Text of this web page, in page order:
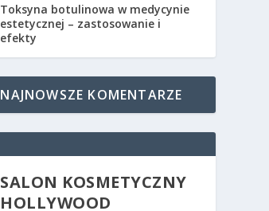
Toksyna botulinowa w medycynie
estetycznej – zastosowanie i
efekty
NAJNOWSZE KOMENTARZE
SALON KOSMETYCZNY
HOLLYWOOD